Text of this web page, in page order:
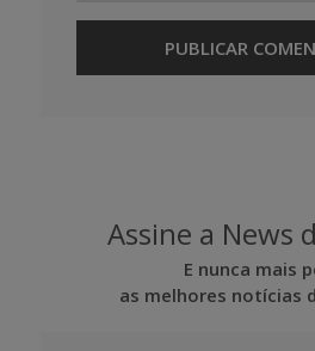
Assine a News
E nunca mais
as melhores notícias